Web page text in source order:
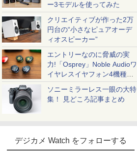
ー3モデルを使ってみた
クリエイティブが作った2万
円台の“小さなピュアオーデ
ィオスピーカー”
エントリーなのに脅威の実
力!「Osprey」Noble Audioワ
イヤレスイヤフォン4機種を
一気に聴く
ソニーミラーレス一眼の大特
集！ 見どころ記事まとめ
デジカメ Watch をフォローする